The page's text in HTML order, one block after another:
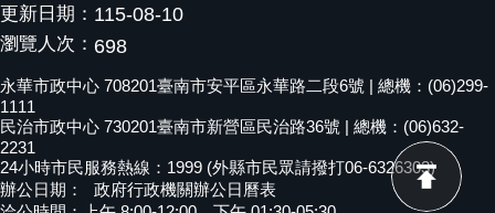
更新日期： 115-08-10
瀏覽人次： 698
永華市政中心 708201臺南市安平區永華路二段6號 | 總機：(06)299-
1111
民治市政中心 730201臺南市新營區民治路36號 | 總機：(06)632-
2231
24小時市民服務熱線：1999 (外縣市民眾請撥打06-6326303)
辦公日期：
政府行政機關辦公日曆表